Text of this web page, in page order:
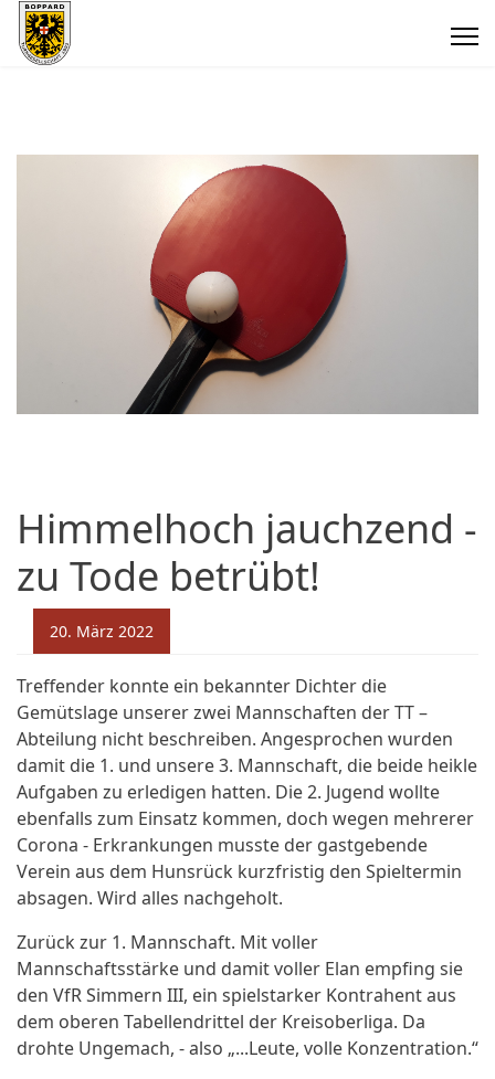
Himmelhoch jauchzend -
zu Tode betrübt!
20. März 2022
Treffender konnte ein bekannter Dichter die
Gemütslage unserer zwei Mannschaften der TT –
Abteilung nicht beschreiben. Angesprochen wurden
damit die 1. und unsere 3. Mannschaft, die beide heikle
Aufgaben zu erledigen hatten. Die 2. Jugend wollte
ebenfalls zum Einsatz kommen, doch wegen mehrerer
Corona - Erkrankungen musste der gastgebende
Verein aus dem Hunsrück kurzfristig den Spieltermin
absagen. Wird alles nachgeholt.
Zurück zur 1. Mannschaft. Mit voller
Mannschaftsstärke und damit voller Elan empfing sie
den VfR Simmern III, ein spielstarker Kontrahent aus
dem oberen Tabellendrittel der Kreisoberliga. Da
drohte Ungemach, - also „...Leute, volle Konzentration.“